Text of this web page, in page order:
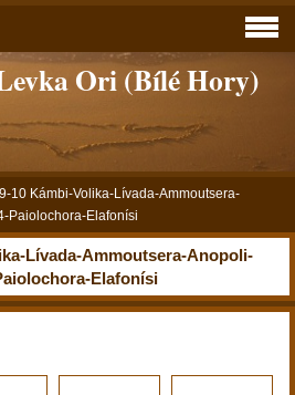
Ori (Bílé Hory)
10 Kámbi-Volika-Lívada-Ammoutsera-
Paiolochora-Elafonísi
Lívada-Ammoutsera-Anopoli-
Elafonísi